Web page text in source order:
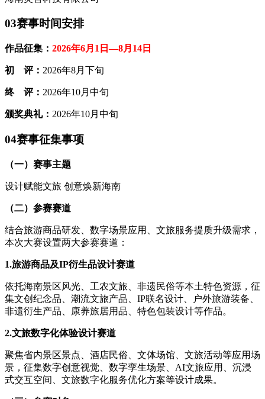
03赛事时间安排
作品征集： 2026年6月1日—8月14日
初 评： 2026年8月下旬
终 评： 2026年10月中旬
颁奖典礼： 2026年10月中旬
04赛事征集事项
（一）赛事主题
设计赋能文旅 创意焕新海南
（二）参赛赛道
结合旅游商品研发、数字场景应用、文旅服务提质升级需求，
本次大赛设置两大参赛赛道：
1.旅游商品及IP衍生品设计赛道
依托海南景区风光、工农文旅、非遗民俗等本土特色资源，征
集文创纪念品、潮流文旅产品、IP联名设计、户外旅游装备、
非遗衍生产品、康养旅居用品、特色包装设计等作品。
2.文旅数字化体验设计赛道
聚焦省内景区景点、酒店民俗、文体场馆、文旅活动等应用场
景，征集数字创意视觉、数字孪生场景、AI文旅应用、沉浸
式交互空间、文旅数字化服务优化方案等设计成果。